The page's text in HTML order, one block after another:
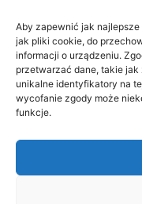
Aby zapewnić jak
jak pliki cookie, do
informacji o urządzeniu.
przetwarzać dane, takie
unikalne identyfikatory na
wycofanie zgody może
funkcje.
POZNAJ
>Gołdap Mazurski